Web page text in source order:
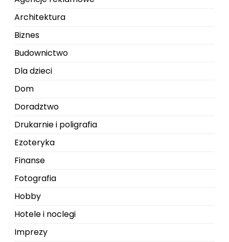
Architektura
Biznes
Budownictwo
Dla dzieci
Dom
Doradztwo
Drukarnie i poligrafia
Ezoteryka
Finanse
Fotografia
Hobby
Hotele i noclegi
Imprezy